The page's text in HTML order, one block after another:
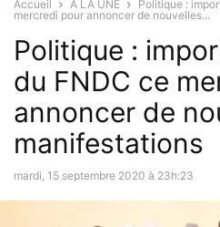
Accueil À LA UNE
Politique :
mercredi pour annoncer de nouvelles...
Politique :
du FNDC ce
annoncer de
manifestations
mardi, 15 septembre 2020 à 23h:23